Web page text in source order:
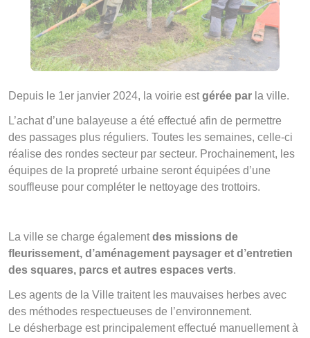
Depuis le 1er janvier 2024, la voirie estgérée par la ville.
L’achat d’une balayeuse a été effectué afin de permettre
des passages plus réguliers. Toutes les semaines, celle-ci
réalise des rondes secteur par secteur. Prochainement, les
équipes de la propreté urbaine seront équipées d’une
souffleuse pour compléter le nettoyage des trottoirs.
La ville se charge égalementdes missions de
fleurissement, d’aménagement paysager et d’entretien
des squares, parcs et autres espaces verts.
Les agents de la Ville traitent les mauvaises herbes avec
des méthodes respectueuses de l’environnement.
Le désherbage est principalement effectué manuellement à